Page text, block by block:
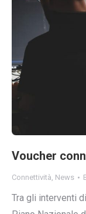
Voucher
Connettività, News
Tra gli interventi